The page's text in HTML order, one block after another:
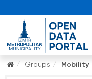
Groups Mobility